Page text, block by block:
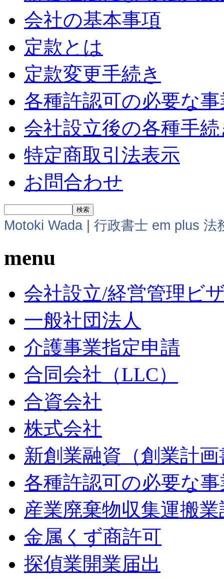
会社の基本事項
定款とは
定款変更手続き
各種許認可の必要な
会社設立後の各種手
特定商取引法表示
お問合わせ
Motoki Wada 行政書士 em plus 法
menu
会社設立/経営管理ビ
一般社団法人
介護事業指定申請
合同会社（LLC）
合資会社
株式会社
新創業融資（創業計画
各種許認可の必要な
産業廃棄物収集運搬
金属くず商許可
探偵業開業届出